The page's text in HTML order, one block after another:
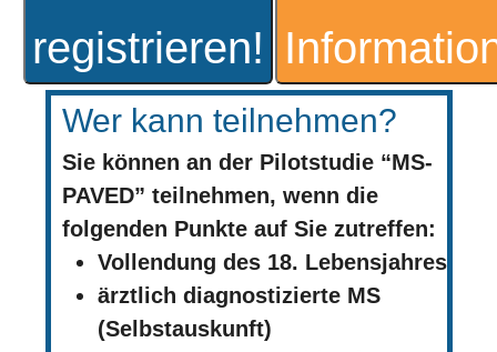
registrieren!
Wer kann teilnehmen?
Sie können an der Pilotstudie “MS-
PAVED” teilnehmen, wenn die
folgenden Punkte auf Sie zutreffen:
Vollendung des 18. Lebensjahres
ärztlich diagnostizierte MS
(Selbstauskunft)